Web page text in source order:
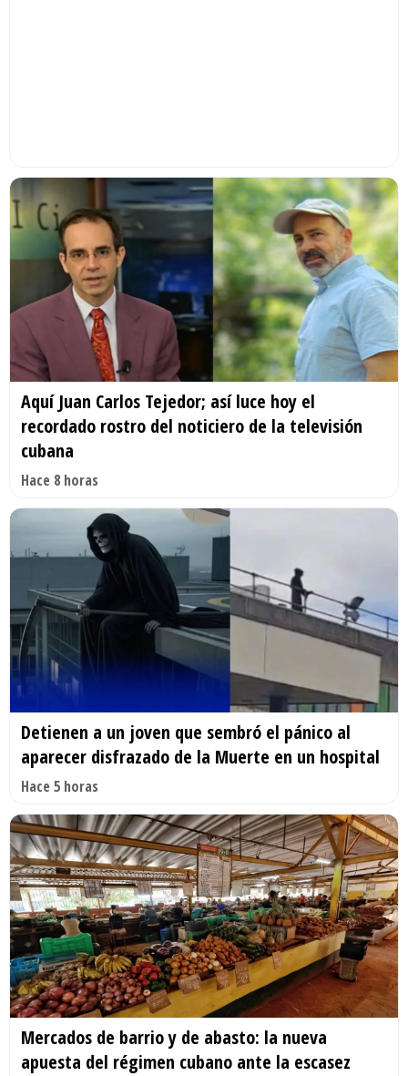
Aquí Juan Carlos Tejedor; así luce hoy el
recordado rostro del noticiero de la televisión
cubana
Hace 8 horas
Detienen a un joven que sembró el pánico al
aparecer disfrazado de la Muerte en un hospital
Hace 5 horas
Mercados de barrio y de abasto: la nueva
apuesta del régimen cubano ante la escasez